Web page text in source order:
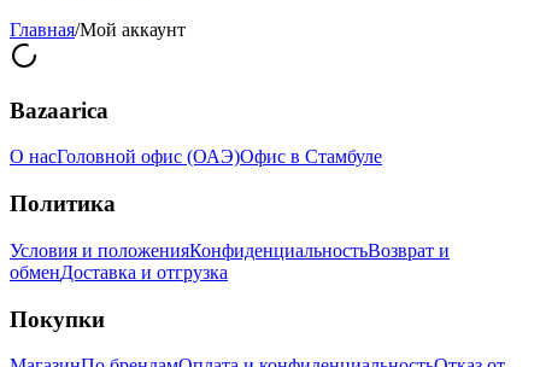
Главная/Мой аккаунт
Bazaarica
О насГоловной офис (ОАЭ)Офис в Стамбуле
Политика
Условия и положенияКонфиденциальностьВозврат и
обменДоставка и отгрузка
Покупки